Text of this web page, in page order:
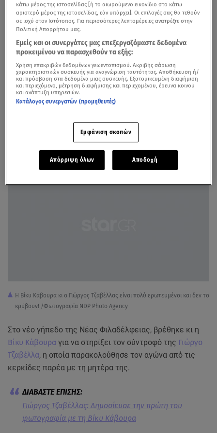
Την Κυριακή 14 Μαΐου, η ΑΕΚ γιόρτασε την κατάκτηση
του πρωταθλήματος 2022-23
.
Η Βίκυ Κάβουρα κι ο Γιώργος Τζαβέλλας είναι πολύ ερωτευμένοι και δεν το
κρύβουν! /Φωτογραφία NDP Photo Agency
Στο νέο γήπεδο της Νέας Φιλαδέλφειας, βρέθηκε κι η
Βίκυ Κάβουρα για να στηρίξει τον σύντροφό της Γιώργο
Τζαβέλλα, η οποία παρακολούθησε τον αγώνα από τις
κερκίδες παρέα με τη μητέρα της.
Γιώργος Τζαβέλλας: Δημοσίευσε την πρώτη του
φωτογραφία με τη Βίκυ Κάβουρα
κάτω μέρος της ιστοσελίδας [ή το αιωρούμενο εικονίδιο στο κάτω
αριστερό μέρος της ιστοσελίδας, εάν υπάρχει]. Οι επιλογές σας θα τεθούν
σε ισχύ στον Ιστότοπος. Για περισσότερες λεπτομέρειες ανατρέξτε στην
Πολιτική Απορρήτου μας.
Εμείς και οι συνεργάτες μας επεξεργαζόμαστε δεδομένα
προκειμένου να παρασχεθούν τα εξής:
Χρήση επακριβών δεδομένων γεωεντοπισμού. Ακριβής σάρωση
χαρακτηριστικών συσκευής για αναγνώριση ταυτότητας. Αποθήκευση ή/
και πρόσβαση στα δεδομένα μιας συσκευής. Εξατομικευμένη διαφήμιση
και περιεχόμενο, μέτρηση διαφήμισης και περιεχομένου, έρευνα κοινού
και ανάπτυξη υπηρεσιών.
Κατάλογος συνεργατών (προμηθευτές)
Εμφάνιση σκοπών
Απόρριψη όλων Αποδοχή